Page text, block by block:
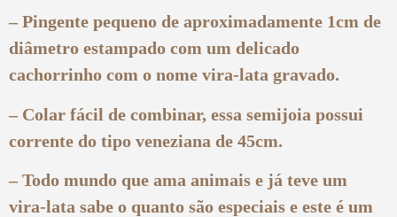
– Pingente pequeno de aproximadamente 1cm de
diâmetro estampado com um delicado
cachorrinho com o nome vira-lata gravado.
– Colar fácil de combinar, essa semijoia possui
corrente do tipo veneziana de 45cm.
– Todo mundo que ama animais e já teve um
vira-lata sabe o quanto são especiais e este é um